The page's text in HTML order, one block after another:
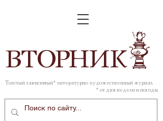
ВТОРНИК
Толстый зависимый* литературно-художественный журнал
* от дня недели и погоды